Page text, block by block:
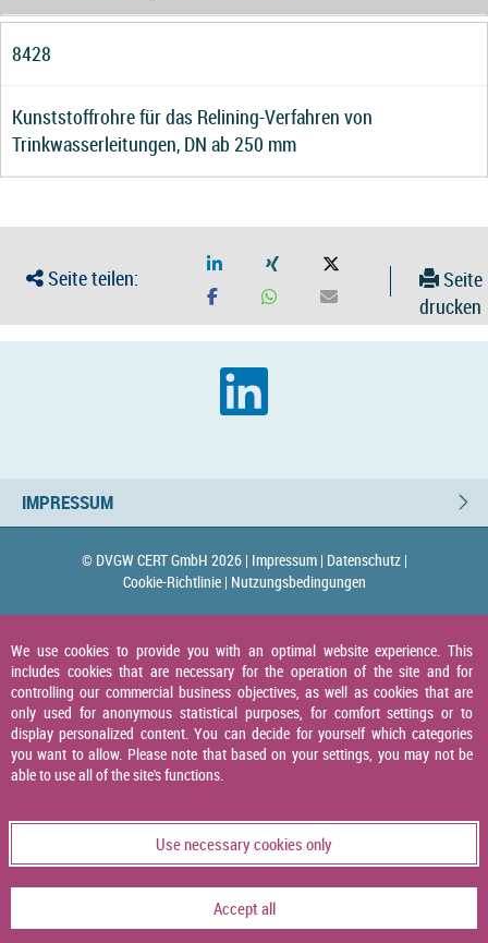
8428
Kunststoffrohre für das Relining-Verfahren von
Trinkwasserleitungen, DN ab 250 mm
Seite teilen:
Seite
drucken
IMPRESSUM
© DVGW CERT GmbH 2026 | Impressum | Datenschutz |
Cookie-Richtlinie | Nutzungsbedingungen
We use cookies to provide you with an optimal website experience. This
includes cookies that are necessary for the operation of the site and for
controlling our commercial business objectives, as well as cookies that are
only used for anonymous statistical purposes, for comfort settings or to
display personalized content. You can decide for yourself which categories
you want to allow. Please note that based on your settings, you may not be
able to use all of the site's functions.
Use necessary cookies only
Accept all